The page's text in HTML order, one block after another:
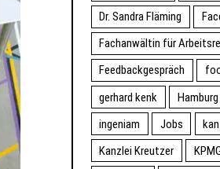
Dr. Sandra Fläming
Fachanwältin für
Feedbackgespräch
gerhard kenk
Hamburg
ingeniam
Jobs
Kanzlei Kreutzer